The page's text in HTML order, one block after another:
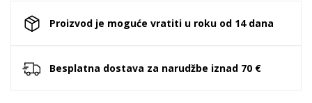
Proizvod je moguće vratiti u roku od 14 dana
Besplatna dostava za narudžbe iznad 70 €